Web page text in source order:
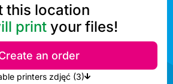
this location
print your files!
an order
Show nearest available printers zdjęć (3)